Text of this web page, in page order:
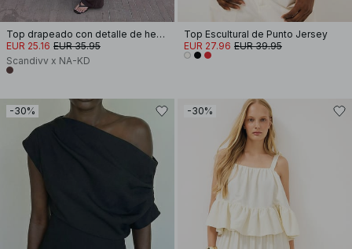
Top drapeado con detalle de hebilla
EUR 25.16 EUR 35.95
Scandivv x NA-KD
Top Escultural de Punto Jersey
EUR 27.96 EUR 39.95
-30% -30%